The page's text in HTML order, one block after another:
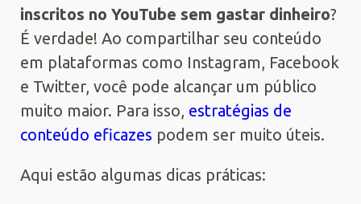
inscritos no YouTube sem gastar dinheiro?
É verdade! Ao compartilhar seu conteúdo
em plataformas como Instagram, Facebook
e Twitter, você pode alcançar um público
muito maior. Para isso, estratégias de
conteúdo eficazes podem ser muito úteis.
Aqui estão algumas dicas práticas: